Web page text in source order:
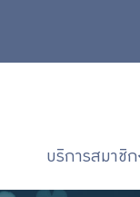
บริการสมาชิก